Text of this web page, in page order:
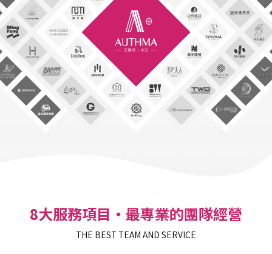
8大服務項目‧最專業的團隊經營
THE BEST TEAM AND SERVICE